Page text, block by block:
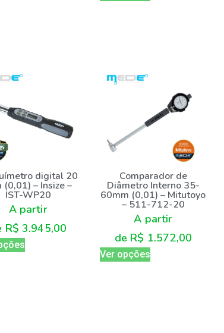
digital 20
(0,01) – Insize –
IST-WP20
A partir
R$ 3.945,00
Comparador de
Diâmetro Interno 35-
60mm (0,01) – Mitutoyo
– 511-712-20
A partir
de R$ 1.572,00
Ver opções